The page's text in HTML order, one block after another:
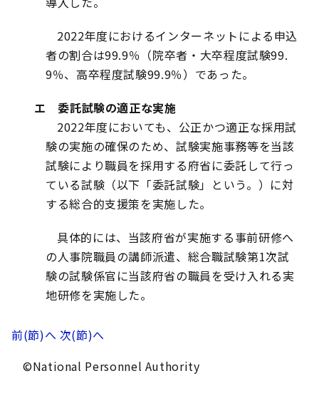
2022年度におけるインターネットによる申込
者の割合は99.9％（院卒者・大卒程度試験99.
9％、高卒程度試験99.9％）であった。
エ 委託試験の適正な実施
2022年度においても、公正かつ適正な採用試
験の実施の確保のため、試験実施事務等を当該
試験により職員を採用する府省に委託して行っ
ている試験（以下「委託試験」という。）に対
する総合的支援策を実施した。
具体的には、当該府省が実施する事前研修へ
の人事院職員の講師派遣、総合職試験第1次試
験の試験係官に当該府省の職員を受け入れる実
地研修を実施した。
前(節)へ 次(節)へ
©National Personnel Authority